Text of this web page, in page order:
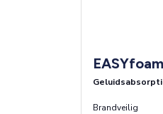
Brandveilig